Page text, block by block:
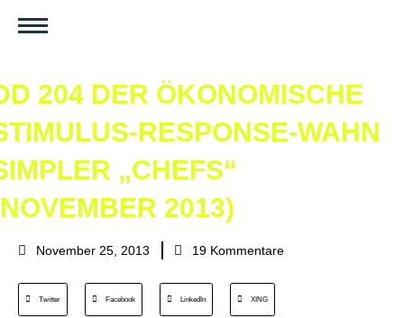
204 DER ÖKONOMISCHE
RESPONSE-WAHN
„CHEFS“
2013)
November 25, 2013 19 Kommentare
Twitter Facebook LinkedIn XING